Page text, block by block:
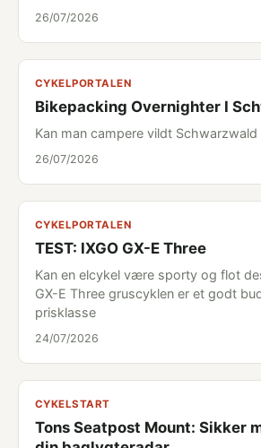
26/07/2026
CYKELPORTALEN
Bikepacking Overnighter I
Kan man campere vildt Schwarzwald
26/07/2026
CYKELPORTALEN
TEST: IXGO GX-E Three
Kan en elcykel være sporty og flot
GX-E Three gruscyklen er et godt
prisklasse
24/07/2026
CYKELSTART
Tons Seatpost Mount: Sikker